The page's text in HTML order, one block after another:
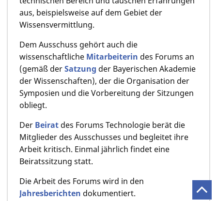
aus, beispielsweise auf dem Gebiet der
Wissensvermittlung.
Dem Ausschuss gehört auch die
wissenschaftliche Mitarbeiterin des Forums an
(gemäß derSatzung der Bayerischen Akademie
der Wissenschaften), der die Organisation der
Symposien und die Vorbereitung der Sitzungen
obliegt.
Der Beirat des Forums Technologie berät die
Mitglieder des Ausschusses und begleitet ihre
Arbeit kritisch. Einmal jährlich findet eine
Beiratssitzung statt.
Die Arbeit des Forums wird in den
Jahresberichten dokumentiert.